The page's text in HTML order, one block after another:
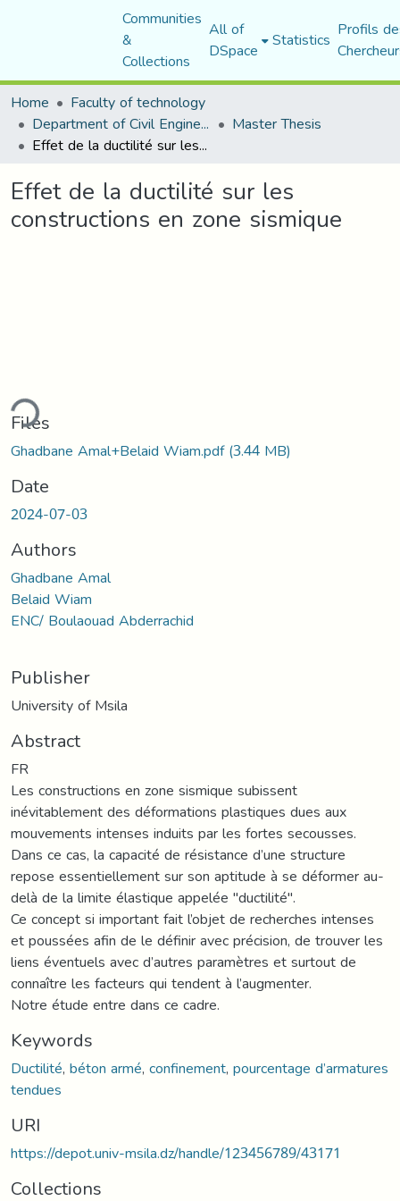
Communities
&
Collections
All of
DSpace Statistics Profils
Home
Faculty of technology
Department of Civil Engineering Master Thesis
Effet de la ductilité sur les constructions en zone sismique
Effet de la ductilité sur les
constructions en zone sismique
Files
Ghadbane Amal+Belaid Wiam.pdf(3.44 MB)
Date
2024-07-03
Authors
Ghadbane Amal
Belaid Wiam
ENC/ Boulaouad Abderrachid
Publisher
University of Msila
Abstract
FR
Les constructions en zone sismique subissent
inévitablement des déformations plastiques dues aux
mouvements intenses induits par les fortes secousses.
Dans ce cas, la capacité de résistance d’une structure
repose essentiellement sur son aptitude à se déformer au-
delà de la limite élastique appelée "ductilité".
Ce concept si important fait l’objet de recherches intenses
et poussées afin de le définir avec précision, de trouver les
liens éventuels avec d’autres paramètres et surtout de
connaître les facteurs qui tendent à l’augmenter.
Notre étude entre dans ce cadre.
Keywords
Ductilité,béton armé,confinement,pourcentage d’armatures
tendues
URI
https://depot.univ-msila.dz/handle/123456789/43171
Collections